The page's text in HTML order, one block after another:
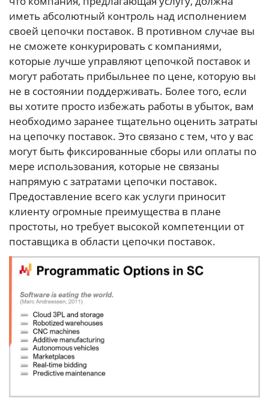
иметь абсолютный контроль над исполнением
своей цепочки поставок. В противном случае вы
не сможете конкурировать с компаниями,
которые лучше управляют цепочкой поставок и
могут работать прибыльнее по цене, которую вы
не в состоянии поддерживать. Более того, если
вы хотите просто избежать работы в убыток, вам
необходимо заранее тщательно оценить затраты
на цепочку поставок. Это связано с тем, что у вас
могут быть фиксированные сборы или оплаты по
мере использования, которые не связаны
напрямую с затратами цепочки поставок.
Предоставление всего как услуги приносит
клиенту огромные преимущества в плане
простоты, но требует высокой компетенции от
поставщика в области цепочки поставок.